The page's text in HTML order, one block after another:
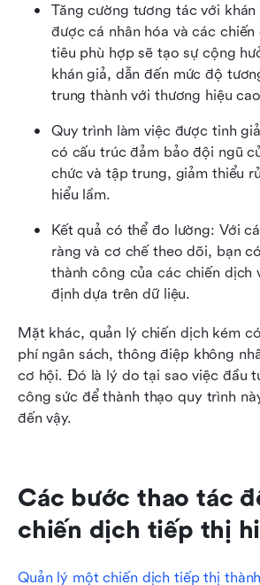
Tăng cường tương tác với
được cá nhân hóa và các chiến
tiêu phù hợp sẽ tạo sự cộng
khán giả, dẫn đến mức độ
trung thành với thương hiệu
Quy trình làm việc được tinh
có cấu trúc đảm bảo đội ngũ
chức và tập trung, giảm thiểu
hiểu lầm.
Kết quả có thể đo lường: Với
ràng và cơ chế theo dõi, bạn
thành công của các chiến dịch
định dựa trên dữ liệu.
Mặt khác, quản lý chiến dịch kém
phí ngân sách, thông điệp không
cơ hội. Đó là lý do tại sao việc đầu
công sức để thành thạo quy trình
đến vậy.
Các bước thao tác
chiến dịch tiếp thị
Quản lý một chiến dịch tiếp thị